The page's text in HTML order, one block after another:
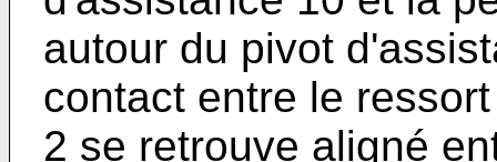
autour du pivot
contact entre le
2 se retrouve aligné